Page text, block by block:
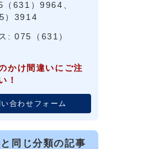
631）9964、
）3914
: 075（631）
かけ間違いにご注
！
い合わせフォーム
同じ分類の記事